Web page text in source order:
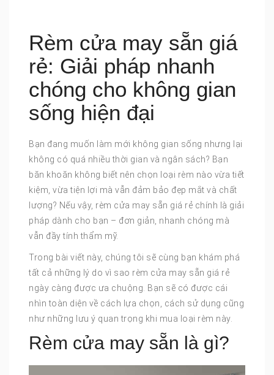
Rèm cửa may sẵn giá
rẻ: Giải pháp nhanh
chóng cho không gian
sống hiện đại
Bạn đang muốn làm mới không gian sống nhưng lại
không có quá nhiều thời gian và ngân sách? Bạn
băn khoăn không biết nên chọn loại rèm nào vừa tiết
kiệm, vừa tiện lợi mà vẫn đảm bảo đẹp mắt và chất
lượng? Nếu vậy, rèm cửa may sẵn giá rẻ chính là giải
pháp dành cho bạn – đơn giản, nhanh chóng mà
vẫn đầy tính thẩm mỹ.
Trong bài viết này, chúng tôi sẽ cùng bạn khám phá
tất cả những lý do vì sao rèm cửa may sẵn giá rẻ
ngày càng được ưa chuộng. Bạn sẽ có được cái
nhìn toàn diện về cách lựa chọn, cách sử dụng cũng
như những lưu ý quan trọng khi mua loại rèm này.
Rèm cửa may sẵn là gì?